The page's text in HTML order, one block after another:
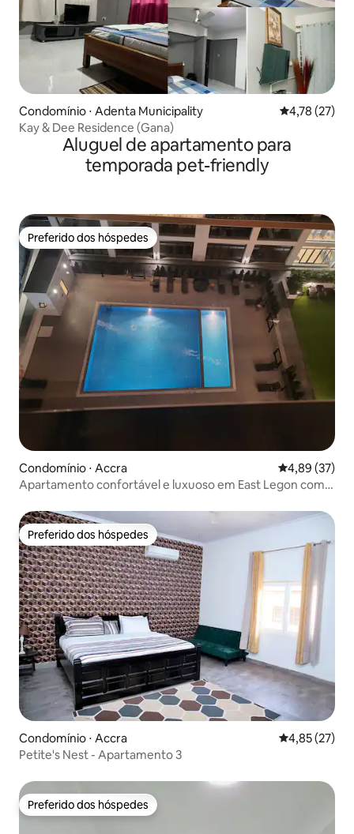
Condomínio ⋅ Adenta Municipality 4,78 de uma
4,78 (27)
Kay & Dee Residence (Gana)
Aluguel de apartamento para
temporada pet-friendly
Preferido dos hóspedes
Preferido dos hóspedes
Condomínio ⋅ Accra 4,89 de uma
4,89 (37)
Apartamento confortável e luxuoso em East Legon com
Preferido dos hóspedes
Preferido dos hóspedes
Condomínio ⋅ Accra 4,85 de uma
4,85 (27)
Petite's Nest - Apartamento 3
Preferido dos hóspedes
Preferido dos hóspedes